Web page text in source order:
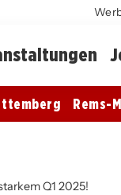
Rems-
Q1 2025!